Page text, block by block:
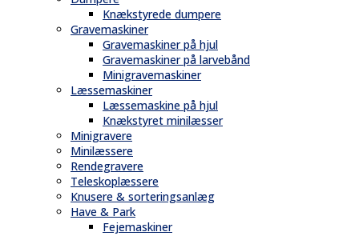
Knækstyrede dumpere
Gravemaskiner
Gravemaskiner på hjul
Gravemaskiner på larvebånd
Minigravemaskiner
Læssemaskiner
Læssemaskine på hjul
Knækstyret minilæsser
Minigravere
Minilæssere
Rendegravere
Teleskoplæssere
Knusere & sorteringsanlæg
Have & Park
Fejemaskiner